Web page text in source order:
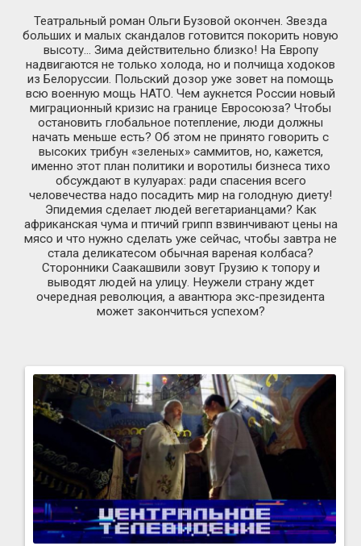
Театральный роман Ольги Бузовой окончен. Звезда
больших и малых скандалов готовится покорить новую
высоту… Зима действительно близко! На Европу
надвигаются не только холода, но и полчища ходоков
из Белоруссии. Польский дозор уже зовет на помощь
всю военную мощь НАТО. Чем аукнется России новый
миграционный кризис на границе Евросоюза? Чтобы
остановить глобальное потепление, люди должны
начать меньше есть? Об этом не принято говорить с
высоких трибун «зеленых» саммитов, но, кажется,
именно этот план политики и воротилы бизнеса тихо
обсуждают в кулуарах: ради спасения всего
человечества надо посадить мир на голодную диету!
Эпидемия сделает людей вегетарианцами? Как
африканская чума и птичий грипп взвинчивают цены на
мясо и что нужно сделать уже сейчас, чтобы завтра не
стала деликатесом обычная вареная колбаса?
Сторонники Саакашвили зовут Грузию к топору и
выводят людей на улицу. Неужели страну ждет
очередная революция, а авантюра экс-президента
может закончиться успехом?